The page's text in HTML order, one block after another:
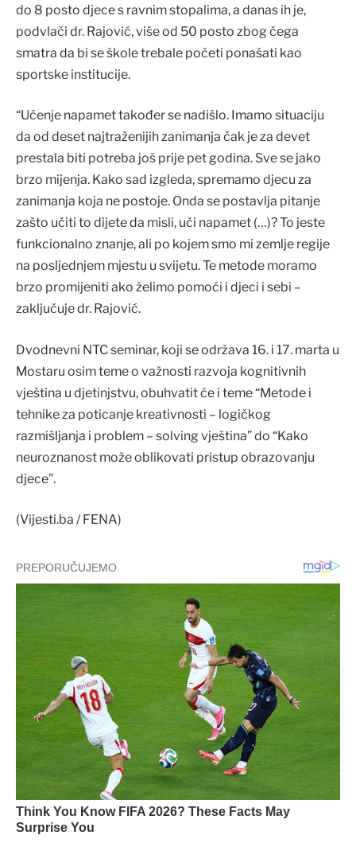
do 8 posto djece s ravnim stopalima, a danas ih je,
podvlači dr. Rajović, više od 50 posto zbog čega
smatra da bi se škole trebale početi ponašati kao
sportske institucije.
“Učenje napamet također se nadišlo. Imamo situaciju
da od deset najtraženijih zanimanja čak je za devet
prestala biti potreba još prije pet godina. Sve se jako
brzo mijenja. Kako sad izgleda, spremamo djecu za
zanimanja koja ne postoje. Onda se postavlja pitanje
zašto učiti to dijete da misli, uči napamet (…)? To jeste
funkcionalno znanje, ali po kojem smo mi zemlje regije
na posljednjem mjestu u svijetu. Te metode moramo
brzo promijeniti ako želimo pomoći i djeci i sebi –
zaključuje dr. Rajović.
Dvodnevni NTC seminar, koji se održava 16. i 17. marta u
Mostaru osim teme o važnosti razvoja kognitivnih
vještina u djetinjstvu, obuhvatit će i teme “Metode i
tehnike za poticanje kreativnosti – logičkog
razmišljanja i problem – solving vještina” do “Kako
neuroznanost može oblikovati pristup obrazovanju
djece”.
(Vijesti.ba / FENA)